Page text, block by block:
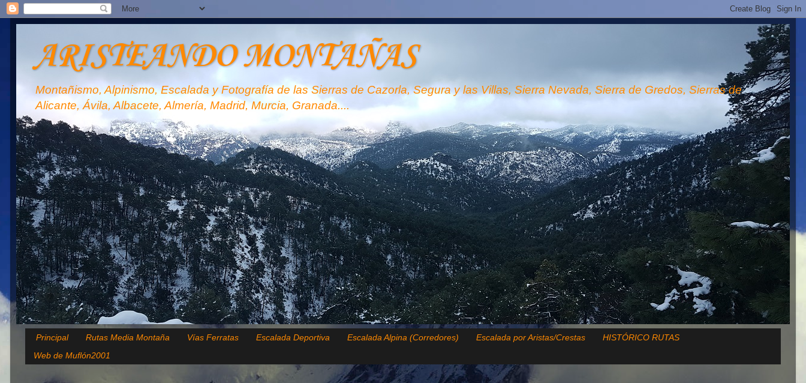
ARISTEANDO MONTAÑAS
Montañismo, Alpinismo, Escalada y Fotografía de las Sierras de Cazorla, Segura y las Villas, Sierra Nevada, Sierra de Gredos, Sierras de
Alicante, Ávila, Albacete, Almería, Madrid, Murcia, Granada....
Principal Rutas Media Montaña Vías Ferratas Escalada Deportiva Escalada Alpina (Corredores) Escalada por Aristas/Crestas
HISTÓRICO RUTAS
Web de Muflón2001